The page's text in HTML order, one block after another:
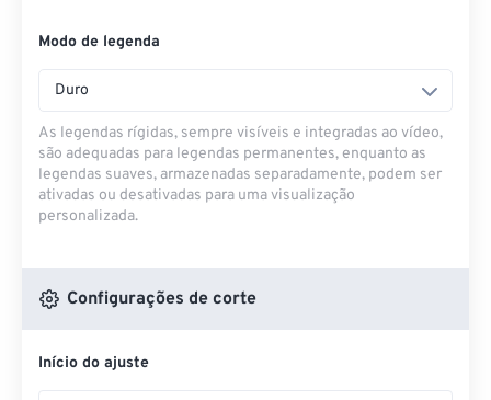
Modo de legenda
Duro
As legendas rígidas, sempre visíveis e integradas ao vídeo,
são adequadas para legendas permanentes, enquanto as
legendas suaves, armazenadas separadamente, podem ser
ativadas ou desativadas para uma visualização
personalizada.
Configurações de corte
Início do ajuste